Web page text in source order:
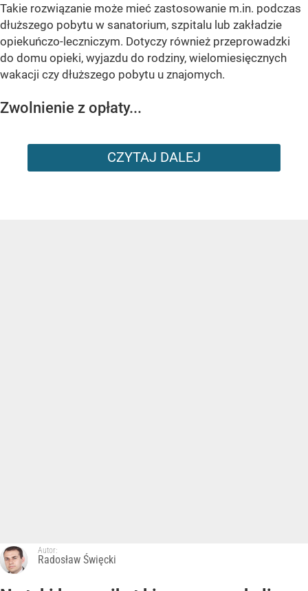
Takie rozwiązanie może mieć zastosowanie m.in. podczas
dłuższego pobytu w sanatorium, szpitalu lub zakładzie
opiekuńczo-leczniczym. Dotyczy również przeprowadzki
do domu opieki, wyjazdu do rodziny, wielomiesięcznych
wakacji czy dłuższego pobytu u znajomych.
Zwolnienie z opłaty...
CZYTAJ DALEJ
Autor:
Radosław Święcki